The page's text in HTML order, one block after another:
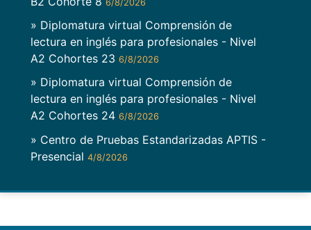
6/8/2026
» Diplomatura virtual Comprensión de
lectura en inglés para profesionales - Nivel
A2 Cohortes 23 6/8/2026
» Diplomatura virtual Comprensión de
lectura en inglés para profesionales - Nivel
A2 Cohortes 24 6/8/2026
» Centro de Pruebas Estandarizadas APTIS -
Presencial 4/8/2026